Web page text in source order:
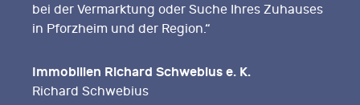
bei der Vermarktung oder Suche Ihres Zuhauses
in Pforzheim und der Region.“
Immobilien Richard Schwebius e. K.
Richard Schwebius